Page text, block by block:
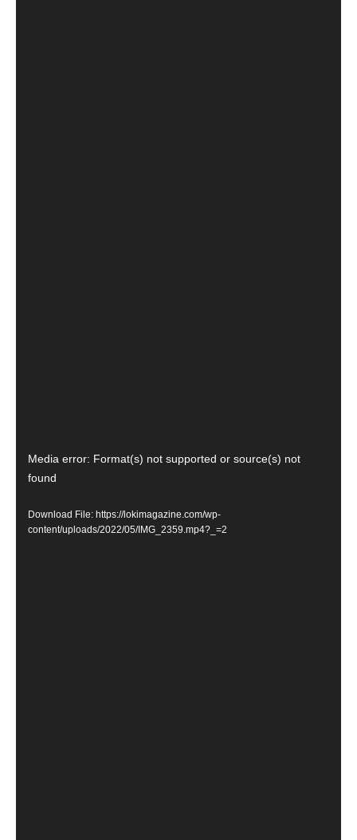
Player
Media error: Format(s) not supported or source(s) not
found
Download File: https://lokimagazine.com/wp-
content/uploads/2022/05/IMG_2359.mp4?_=2